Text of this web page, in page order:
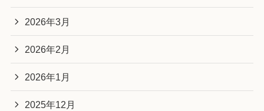
2026年3月
2026年2月
2026年1月
2025年12月